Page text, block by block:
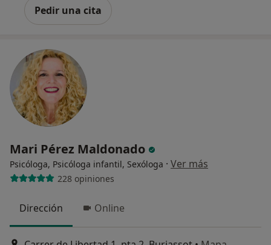
Pedir una cita
Mari Pérez Maldonado
Psicóloga, Psicóloga infantil, Sexóloga · Ver más
228 opiniones
Dirección Online